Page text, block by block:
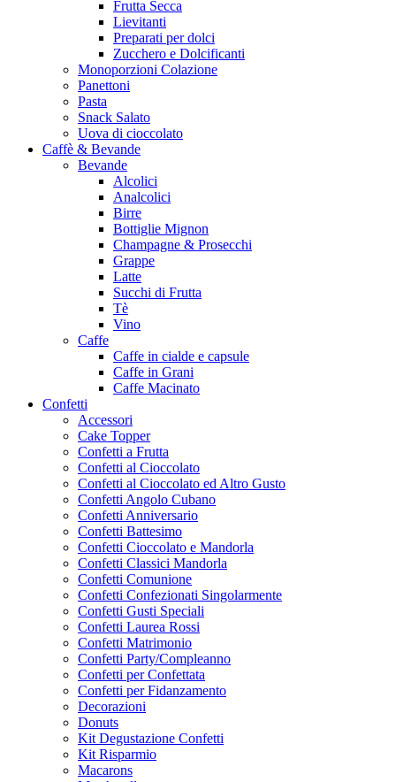
Frutta Secca
Lievitanti
Preparati per dolci
Zucchero e Dolcificanti
Monoporzioni Colazione
Panettoni
Pasta
Snack Salato
Uova di cioccolato
Caffè & Bevande
Bevande
Alcolici
Analcolici
Birre
Bottiglie Mignon
Champagne & Prosecchi
Grappe
Latte
Succhi di Frutta
Tè
Vino
Caffe
Caffe in cialde e capsule
Caffe in Grani
Caffe Macinato
Confetti
Accessori
Cake Topper
Confetti a Frutta
Confetti al Cioccolato
Confetti al Cioccolato ed Altro Gusto
Confetti Angolo Cubano
Confetti Anniversario
Confetti Battesimo
Confetti Cioccolato e Mandorla
Confetti Classici Mandorla
Confetti Comunione
Confetti Confezionati Singolarmente
Confetti Gusti Speciali
Confetti Laurea Rossi
Confetti Matrimonio
Confetti Party/Compleanno
Confetti per Confettata
Confetti per Fidanzamento
Decorazioni
Donuts
Kit Degustazione Confetti
Kit Risparmio
Macarons